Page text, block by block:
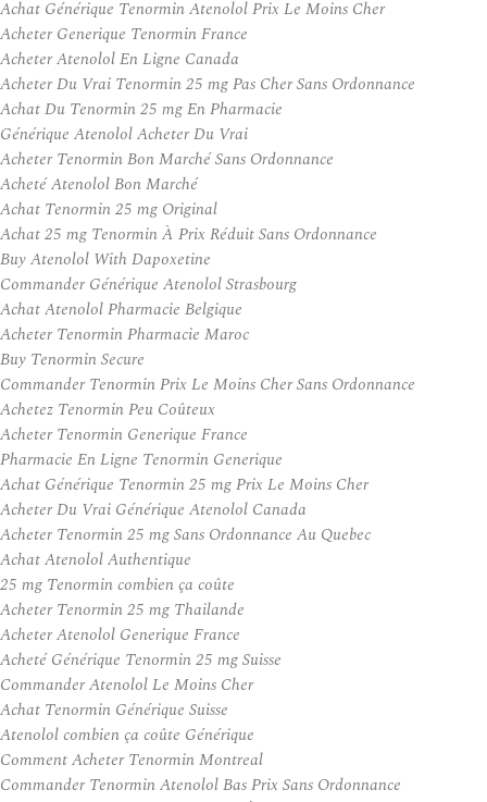
Achat Générique Tenormin Atenolol Prix Le Moins Cher
Acheter Generique Tenormin France
Acheter Atenolol En Ligne Canada
Acheter Du Vrai Tenormin 25 mg Pas Cher Sans Ordonnance
Achat Du Tenormin 25 mg En Pharmacie
Générique Atenolol Acheter Du Vrai
Acheter Tenormin Bon Marché Sans Ordonnance
Acheté Atenolol Bon Marché
Achat Tenormin 25 mg Original
Achat 25 mg Tenormin À Prix Réduit Sans Ordonnance
Buy Atenolol With Dapoxetine
Commander Générique Atenolol Strasbourg
Achat Atenolol Pharmacie Belgique
Acheter Tenormin Pharmacie Maroc
Buy Tenormin Secure
Commander Tenormin Prix Le Moins Cher Sans Ordonnance
Achetez Tenormin Peu Coûteux
Acheter Tenormin Generique France
Pharmacie En Ligne Tenormin Generique
Achat Générique Tenormin 25 mg Prix Le Moins Cher
Acheter Du Vrai Générique Atenolol Canada
Acheter Tenormin 25 mg Sans Ordonnance Au Quebec
Achat Atenolol Authentique
25 mg Tenormin combien ça coûte
Acheter Tenormin 25 mg Thailande
Acheter Atenolol Generique France
Acheté Générique Tenormin 25 mg Suisse
Commander Atenolol Le Moins Cher
Achat Tenormin Générique Suisse
Atenolol combien ça coûte Générique
Comment Acheter Tenormin Montreal
Commander Tenormin Atenolol Bas Prix Sans Ordonnance